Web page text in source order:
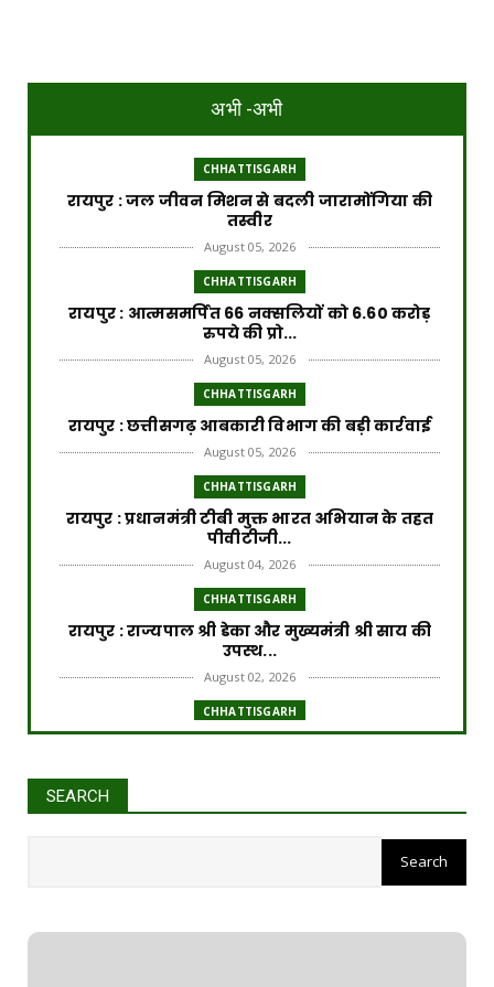
अभी -अभी
CHHATTISGARH
रायपुर : जल जीवन मिशन से बदली जारामोंगिया की
तस्वीर
August 05, 2026
CHHATTISGARH
रायपुर : आत्मसमर्पित 66 नक्सलियों को 6.60 करोड़
रुपये की प्रो...
August 05, 2026
CHHATTISGARH
रायपुर : छत्तीसगढ़ आबकारी विभाग की बड़ी कार्रवाई
August 05, 2026
CHHATTISGARH
रायपुर : प्रधानमंत्री टीबी मुक्त भारत अभियान के तहत
पीवीटीजी...
August 04, 2026
CHHATTISGARH
रायपुर : राज्यपाल श्री डेका और मुख्यमंत्री श्री साय की
उपस्थ...
August 02, 2026
CHHATTISGARH
रायपुर : छत्तीसगढ़ में अमानक पनीर और डेयरी
CHHATTISGARH
SEARCH